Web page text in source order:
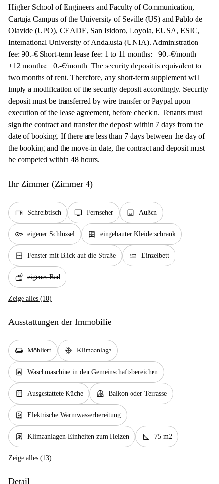
Higher School of Engineers and Faculty of Communication,
Cartuja Campus of the University of Seville (US) and Pablo de
Olavide (UPO), CEADE, San Isidoro, Loyola, EUSA, ESIC,
International University of Andalusia (UNIA). Administration
fee: 90.-€ Short-term lease fee: 1 to 11 months: +90.-€/month.
+12 months: +0.-€/month. The security deposit is equivalent to
two months of rent. Therefore, any short-term supplement will
imply a modification of the security deposit accordingly. Security
deposit must be transferred by wire transfer or Paypal upon
execution of the lease agreement, before checkin. Tenants must
sign the contract and transfer the deposit within 7 days from the
date of booking. If there are less than 7 days between the day of
the booking and the move-in date, the contract and deposit must
be competed within 48 hours.
Ihr Zimmer (Zimmer 4)
desk Schreibtisch tv Fernseher image Außen
key eigener Schlüssel dresser eingebauter Kleiderschrank
window_closed Fenster mit Blick auf die Straße airline_seat_flat Einzelbett
soap eigenes Bad
Zeige alles (10)
Ausstattungen der Immobilie
chair Möbliert ac_unit Klimaanlage
local_laundry_service Waschmaschine in den Gemeinschaftsbereichen
kitchen Ausgestattete Küche balcony Balkon oder Terrasse
water_heater Elektrische Warmwasserbereitung
water_heater Klimaanlagen-Einheiten zum Heizen square_foot 75 m2
Zeige alles (13)
Detail